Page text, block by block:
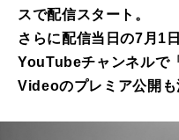
スで配信スタート。
さらに配信当日の7月1
YouTubeチャンネルで
Videoのプレミア公開も